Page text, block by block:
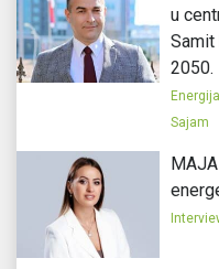
u
2050.
Energija
Sajam